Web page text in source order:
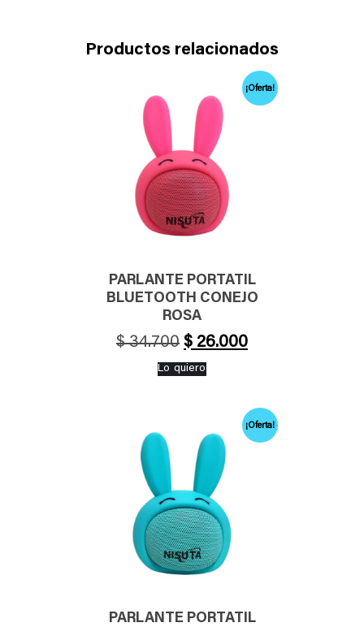
Productos relacionados
¡Oferta!
PARLANTE PORTATIL
BLUETOOTH CONEJO
ROSA
$34.700 El
precio
$ 34.700.
$ 26.000El
es:
$ 26.000.
Lo quiero
¡Oferta!
PARLANTE PORTATIL